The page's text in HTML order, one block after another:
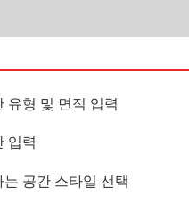
유형 및 면적 입력
입력
는 공간 스타일 선택